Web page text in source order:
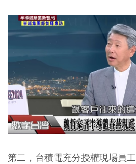
第二，台積電充分授權現場員工